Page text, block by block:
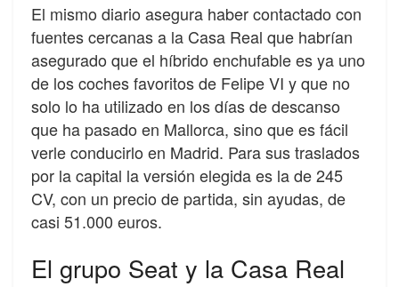
El mismo diario asegura haber contactado con
fuentes cercanas a la Casa Real que habrían
asegurado que el híbrido enchufable es ya uno
de los coches favoritos de Felipe VI y que no
solo lo ha utilizado en los días de descanso
que ha pasado en Mallorca, sino que es fácil
verle conducirlo en Madrid. Para sus traslados
por la capital la versión elegida es la de 245
CV, con un precio de partida, sin ayudas, de
casi 51.000 euros.
El grupo Seat y la Casa Real